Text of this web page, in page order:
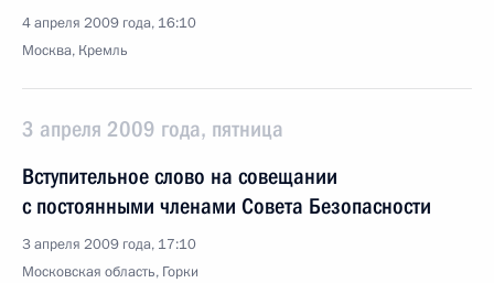
4 апреля 2009 года, 16:10
Москва, Кремль
3 апреля 2009 года, пятница
Вступительное слово на совещании
с постоянными членами Совета Безопасности
3 апреля 2009 года, 17:10
Московская область, Горки